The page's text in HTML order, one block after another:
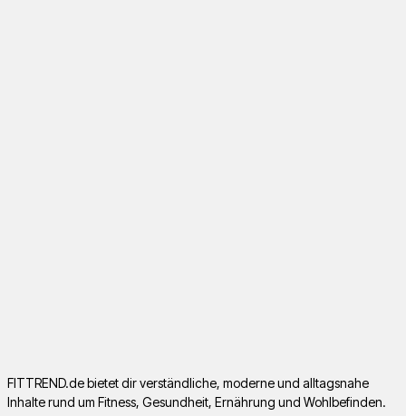
FITTREND.de bietet dir verständliche, moderne und alltagsnahe
Inhalte rund um Fitness, Gesundheit, Ernährung und Wohlbefinden.